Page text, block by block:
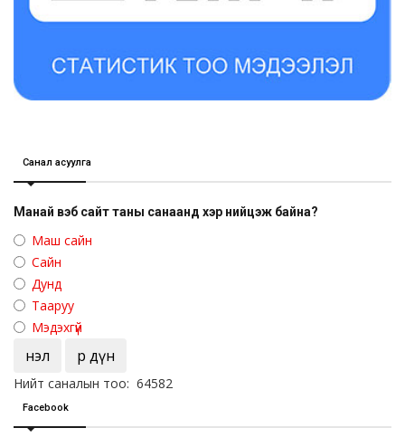
Санал асуулга
Манай вэб сайт таны санаанд хэр нийцэж байна?
Маш сайн
Сайн
Дунд
Тааруу
Мэдэхгүй
Үнэл Үр дүн
Нийт саналын тоо: 64582
Facebook